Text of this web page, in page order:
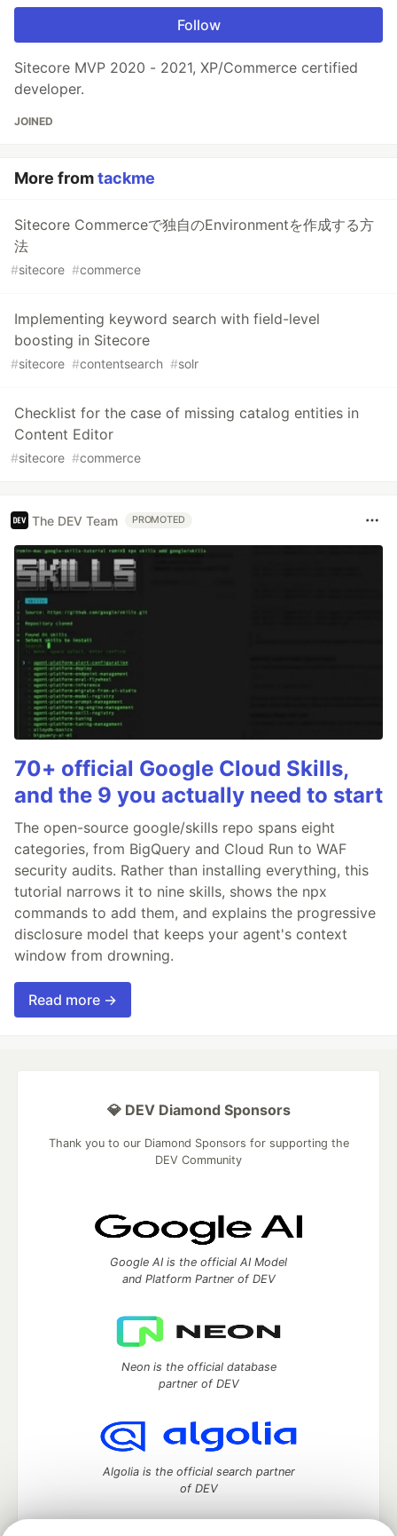
Follow
Sitecore MVP 2020 - 2021, XP/Commerce certified
developer.
JOINED
More fromtackme
Sitecore Commerceで独自のEnvironmentを作成する方
法
#sitecore #commerce
Implementing keyword search with field-level
boosting in Sitecore
#sitecore #contentsearch #solr
Checklist for the case of missing catalog entities in
Content Editor
#sitecore #commerce
The DEV Team PROMOTED
70+ official Google Cloud Skills,
and the 9 you actually need to start
The open-source google/skills repo spans eight
categories, from BigQuery and Cloud Run to WAF
security audits. Rather than installing everything, this
tutorial narrows it to nine skills, shows the npx
commands to add them, and explains the progressive
disclosure model that keeps your agent's context
window from drowning.
Read more →
💎 DEV Diamond Sponsors
Thank you to our Diamond Sponsors for supporting the
DEV Community
Google AI is the official AI Model
and Platform Partner of DEV
Neon is the official database
partner of DEV
Algolia is the official search partner
of DEV